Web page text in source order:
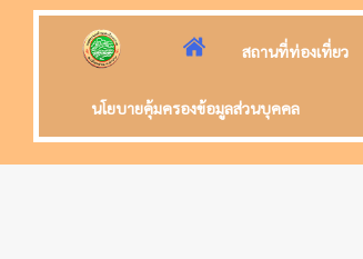
สถานที่ท่องเที่ยว
นโยบายคุ้มครองข้อมูลส่วนบุคคล